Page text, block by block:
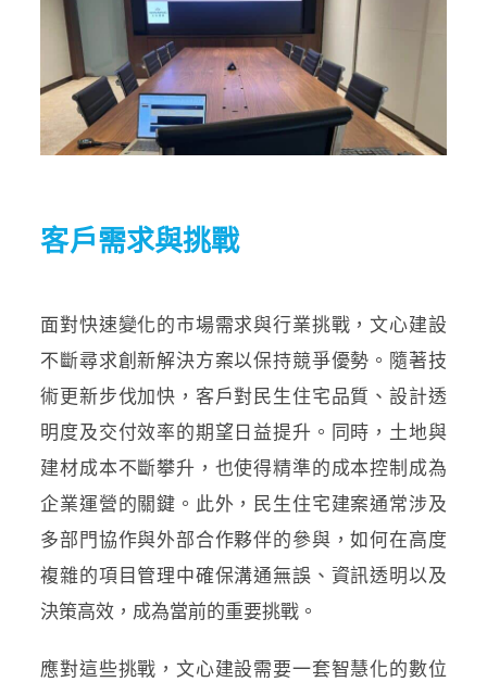
客戶需求與挑戰
面對快速變化的市場需求與行業挑戰，文心建設
不斷尋求創新解決方案以保持競爭優勢。隨著技
術更新步伐加快，客戶對民生住宅品質、設計透
明度及交付效率的期望日益提升。同時，土地與
建材成本不斷攀升，也使得精準的成本控制成為
企業運營的關鍵。此外，民生住宅建案通常涉及
多部門協作與外部合作夥伴的參與，如何在高度
複雜的項目管理中確保溝通無誤、資訊透明以及
決策高效，成為當前的重要挑戰。
應對這些挑戰，文心建設需要一套智慧化的數位